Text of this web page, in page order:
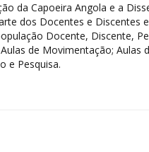
da Capoeira Angola e a
dos Docentes e
Docente, Discente,
de Movimentação;
e Pesquisa.